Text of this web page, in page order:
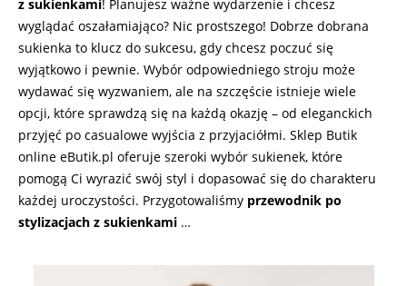
z sukienkami! Planujesz ważne wydarzenie i chcesz
wyglądać oszałamiająco? Nic prostszego! Dobrze dobrana
sukienka to klucz do sukcesu, gdy chcesz poczuć się
wyjątkowo i pewnie. Wybór odpowiedniego stroju może
wydawać się wyzwaniem, ale na szczęście istnieje wiele
opcji, które sprawdzą się na każdą okazję – od eleganckich
przyjęć po casualowe wyjścia z przyjaciółmi. Sklep Butik
online eButik.pl oferuje szeroki wybór sukienek, które
pomogą Ci wyrazić swój styl i dopasować się do charakteru
każdej uroczystości. Przygotowaliśmy przewodnik po
stylizacjach z sukienkami …